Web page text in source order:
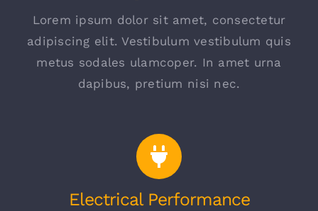
Lorem ipsum dolor sit amet, consectetur
adipiscing elit. Vestibulum vestibulum quis
metus sodales ulamcoper. In amet urna
dapibus, pretium nisi nec.
Electrical Performance